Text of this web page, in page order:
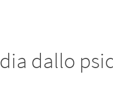
dallo